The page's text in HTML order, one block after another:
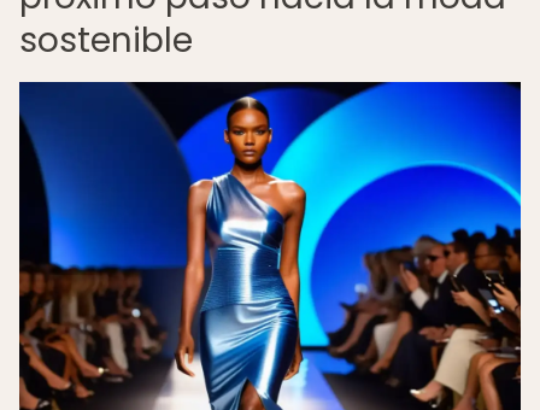
sostenible